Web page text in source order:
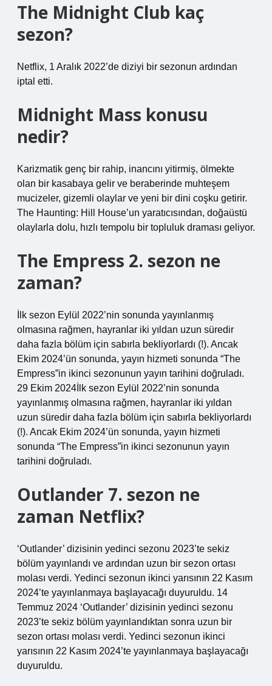
The Midnight Club kaç
sezon?
Netflix, 1 Aralık 2022’de diziyi bir sezonun ardından
iptal etti.
Midnight Mass konusu
nedir?
Karizmatik genç bir rahip, inancını yitirmiş, ölmekte
olan bir kasabaya gelir ve beraberinde muhteşem
mucizeler, gizemli olaylar ve yeni bir dini coşku getirir.
The Haunting: Hill House’un yaratıcısından, doğaüstü
olaylarla dolu, hızlı tempolu bir topluluk draması geliyor.
The Empress 2. sezon ne
zaman?
İlk sezon Eylül 2022’nin sonunda yayınlanmış
olmasına rağmen, hayranlar iki yıldan uzun süredir
daha fazla bölüm için sabırla bekliyorlardı (!). Ancak
Ekim 2024’ün sonunda, yayın hizmeti sonunda “The
Empress”in ikinci sezonunun yayın tarihini doğruladı.
29 Ekim 2024İlk sezon Eylül 2022’nin sonunda
yayınlanmış olmasına rağmen, hayranlar iki yıldan
uzun süredir daha fazla bölüm için sabırla bekliyorlardı
(!). Ancak Ekim 2024’ün sonunda, yayın hizmeti
sonunda “The Empress”in ikinci sezonunun yayın
tarihini doğruladı.
Outlander 7. sezon ne
zaman Netflix?
‘Outlander’ dizisinin yedinci sezonu 2023’te sekiz
bölüm yayınlandı ve ardından uzun bir sezon ortası
molası verdi. Yedinci sezonun ikinci yarısının 22 Kasım
2024’te yayınlanmaya başlayacağı duyuruldu. 14
Temmuz 2024 ‘Outlander’ dizisinin yedinci sezonu
2023’te sekiz bölüm yayınlandıktan sonra uzun bir
sezon ortası molası verdi. Yedinci sezonun ikinci
yarısının 22 Kasım 2024’te yayınlanmaya başlayacağı
duyuruldu.